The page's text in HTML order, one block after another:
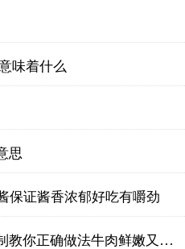
味着什么
思
保证酱香浓郁好吃有嚼劲
炒牛肉时不要放盐和料酒腌制教你正确做法牛肉鲜嫩又好吃